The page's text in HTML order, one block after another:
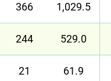
366 1,029.5
244 529.0
21 61.9